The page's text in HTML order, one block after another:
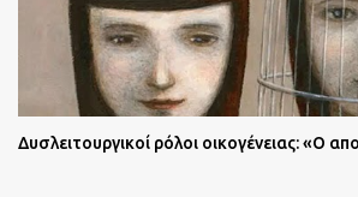
Δυσλειτουργικοί ρόλοι οικογένειας: «Ο